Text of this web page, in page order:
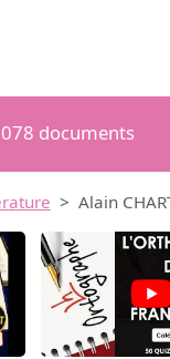
documents
Alain